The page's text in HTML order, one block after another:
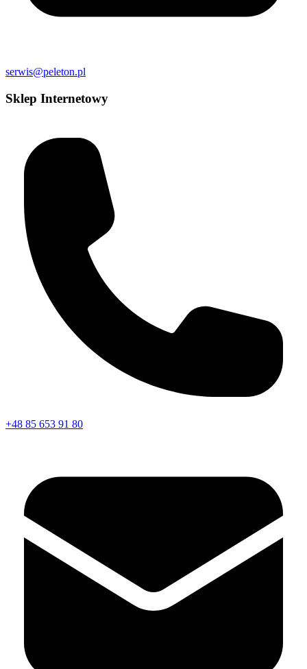
serwis@peleton.pl
Sklep Internetowy
+48 85 653 91 80